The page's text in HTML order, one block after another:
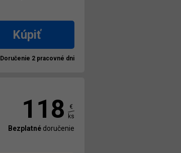
Kúpiť
Doručenie 2 pracovné dni
118
€
ks
Bezplatné doručenie